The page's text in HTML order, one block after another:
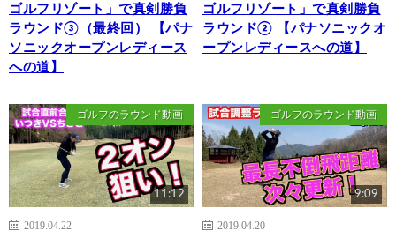
ゴルフリゾート」で真剣勝負
ラウンド③（最終回） 【パナ
ソニックオープンレディース
への道】
ゴルフリゾート」で真剣勝負
ラウンド② 【パナソニックオ
ープンレディースへの道】
ゴルフのラウンド動画
11:12
2019.04.22
ゴルフのラウンド動画
9:09
2019.04.20